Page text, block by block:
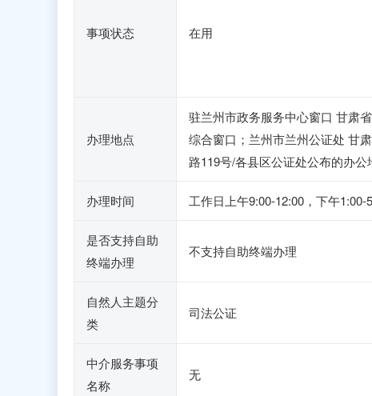
事项状态 在用
办理地点
驻兰州市政务服务中心窗口 甘肃
综合窗口；兰州市兰州公证处 甘
路119号/各县区公证处公布的办公
办理时间 工作日上午9:00-12:00，下午1:00-
是否支持自助
终端办理
不支持自助终端办理
自然人主题分
类
司法公证
中介服务事项
名称
无